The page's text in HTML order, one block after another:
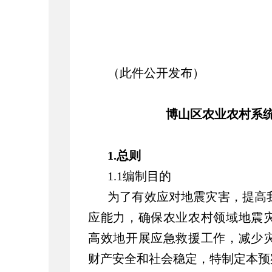
（此件公开发布）
博山区农业农村系
1.总则
1.1编制目的
为了有效应对地震灾害，提
应能力，确保农业农村领域地震
高效地开展应急救援工作，减少
财产安全和社会稳定，特制定本